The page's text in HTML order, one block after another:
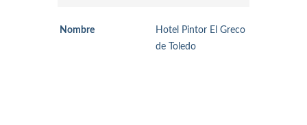
Nombre
Hotel Pintor El Greco
de Toledo